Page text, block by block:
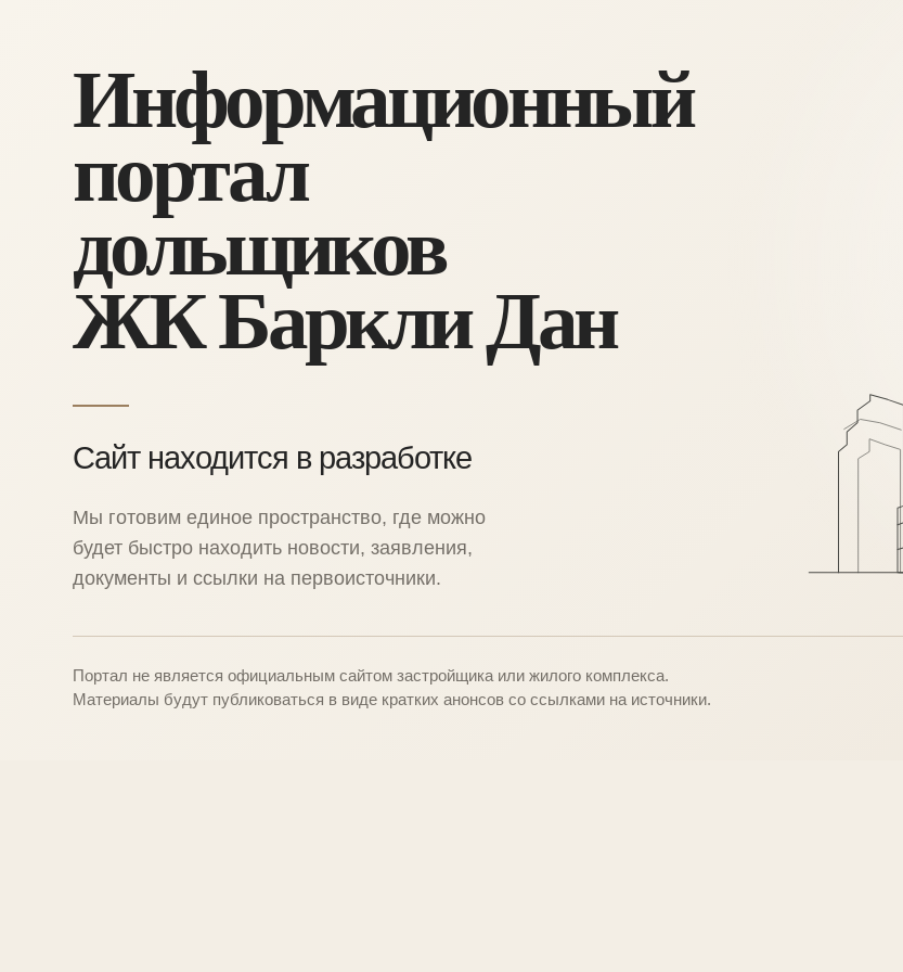
Информационный
портал
дольщиков
ЖК Баркли Дан
Сайт находится в разработке
Мы готовим единое пространство, где можно
будет быстро находить новости, заявления,
документы и ссылки на первоисточники.
Портал не является официальным сайтом застройщика или жилого комплекса.
Материалы будут публиковаться в виде кратких анонсов со ссылками на источники.